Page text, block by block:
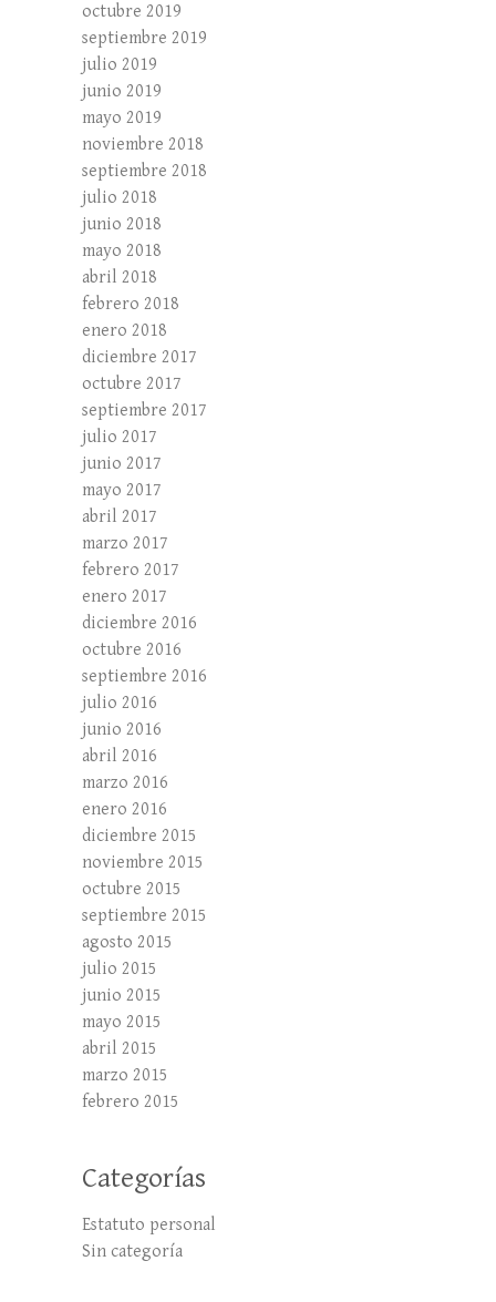
octubre 2019
septiembre 2019
julio 2019
junio 2019
mayo 2019
noviembre 2018
septiembre 2018
julio 2018
junio 2018
mayo 2018
abril 2018
febrero 2018
enero 2018
diciembre 2017
octubre 2017
septiembre 2017
julio 2017
junio 2017
mayo 2017
abril 2017
marzo 2017
febrero 2017
enero 2017
diciembre 2016
octubre 2016
septiembre 2016
julio 2016
junio 2016
abril 2016
marzo 2016
enero 2016
diciembre 2015
noviembre 2015
octubre 2015
septiembre 2015
agosto 2015
julio 2015
junio 2015
mayo 2015
abril 2015
marzo 2015
febrero 2015
Categorías
Estatuto personal
Sin categoría